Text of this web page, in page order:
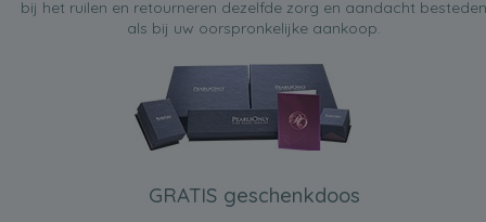
bij het ruilen en retourneren dezelfde zorg en aandacht besteden
als bij uw oorspronkelijke aankoop.
GRATIS geschenkdoos